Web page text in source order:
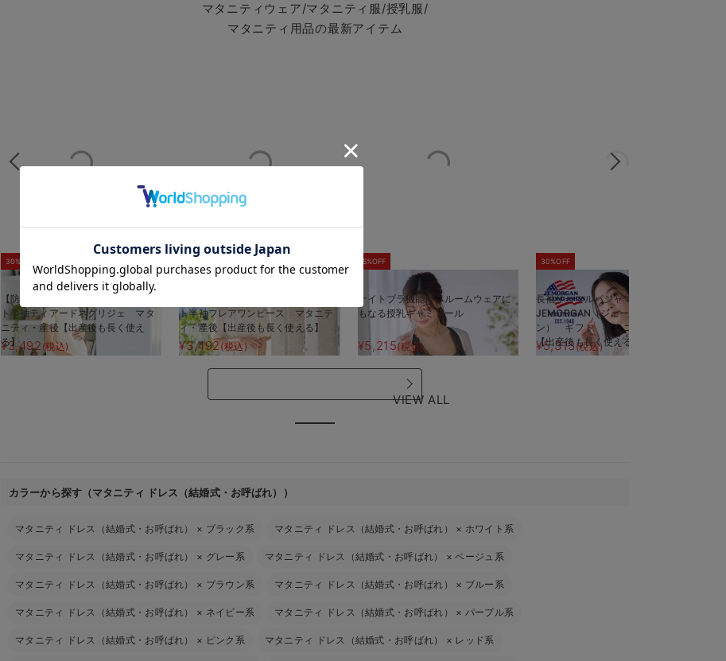
マタニティウェア/マタニティ服/授乳服/
マタニティ用品の最新アイテム
30%OFF
【防汚加工】綿混やわらかスウェッ
ト半袖ティアードネグリジェ マタ
ニティ・産後【出産後も長く使え
る】
¥3,492 (税込)
ト半袖フレアワンピース マタニテ
ィ・産後【出産後も長く使える】
¥3,492(税込)
5%OFF
ナイトブラ機能付 ルームウェアに
もなる授乳キャミソール
¥5,215(税込)
30%OFF
長袖サーマルパジャマ3点セット
JEMORGAN（ジェーイーモーガ
ン） ギフト マタニティ・産後
【出産後も長く使える】
¥5,313 (税込)
VIEW ALL
カラーから探す（マタニティ ドレス（結婚式・お呼ばれ））
マタニティ ドレス（結婚式・お呼ばれ） × ブラック系 マタニティ ドレス（結婚式・お呼ばれ） × ホワイト系
マタニティ ドレス（結婚式・お呼ばれ） × グレー系 マタニティ ドレス（結婚式・お呼ばれ） ×ベージュ系
マタニティ ドレス（結婚式・お呼ばれ） × ブラウン系 マタニティ ドレス（結婚式・お呼ばれ） × ブルー系
マタニティ ドレス（結婚式・お呼ばれ） × ネイビー系 マタニティ ドレス（結婚式・お呼ばれ） × パープル系
マタニティ ドレス（結婚式・お呼ばれ） × ピンク系 マタニティ ドレス（結婚式・お呼ばれ） × レッド系
お気に入り商品を確認する